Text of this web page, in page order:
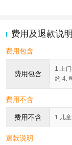
费用及退款说明
费用包含
费用包含
1.上
约 4.
费用不含
费用不含 1.儿
退款说明